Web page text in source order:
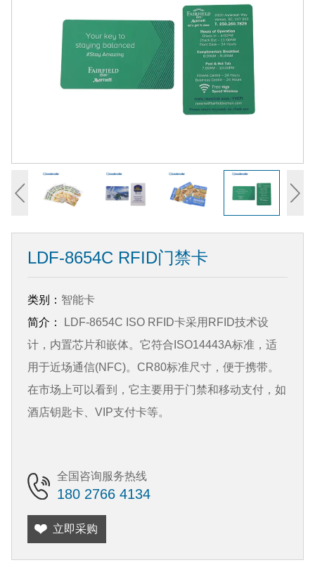
LDF-8654C RFID门禁卡
类别： 智能卡
简介：
LDF-8654C ISO RFID卡采用RFID技术设
计，内置芯片和嵌体。它符合ISO14443A标准，适
用于近场通信(NFC)。CR80标准尺寸，便于携带。
在市场上可以看到，它主要用于门禁和移动支付，如
酒店钥匙卡、VIP支付卡等。
全国咨询服务热线
180 2766 4134
立即采购